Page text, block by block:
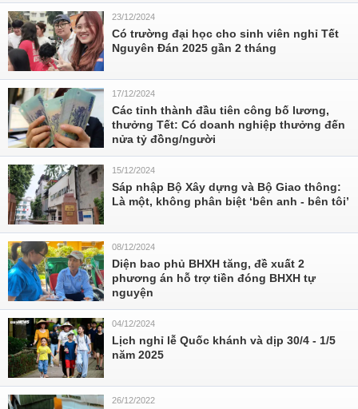
23/12/2024
Có trường đại học cho sinh viên nghỉ Tết
Nguyên Đán 2025 gần 2 tháng
17/12/2024
Các tỉnh thành đầu tiên công bố lương,
thưởng Tết: Có doanh nghiệp thưởng đến
nửa tỷ đồng/người
15/12/2024
Sáp nhập Bộ Xây dựng và Bộ Giao thông:
Là một, không phân biệt ‘bên anh - bên tôi’
08/12/2024
Diện bao phủ BHXH tăng, đề xuất 2
phương án hỗ trợ tiền đóng BHXH tự
nguyện
04/12/2024
Lịch nghỉ lễ Quốc khánh và dịp 30/4 - 1/5
năm 2025
26/12/2022